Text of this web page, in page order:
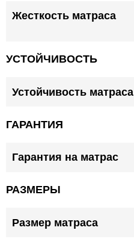
Жесткость матраса
УСТОЙЧИВОСТЬ
Устойчивость матраса
ГАРАНТИЯ
Гарантия на матрас
РАЗМЕРЫ
Размер матраса